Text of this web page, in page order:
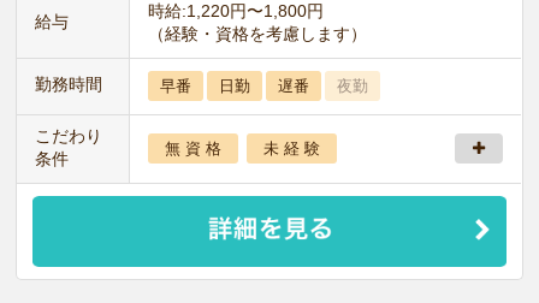
給与
時給:1,220円〜1,800円
（経験・資格を考慮します）
勤務時間 早番 日勤 遅番 夜勤
こだわり
条件
無 資 格 未 経 験